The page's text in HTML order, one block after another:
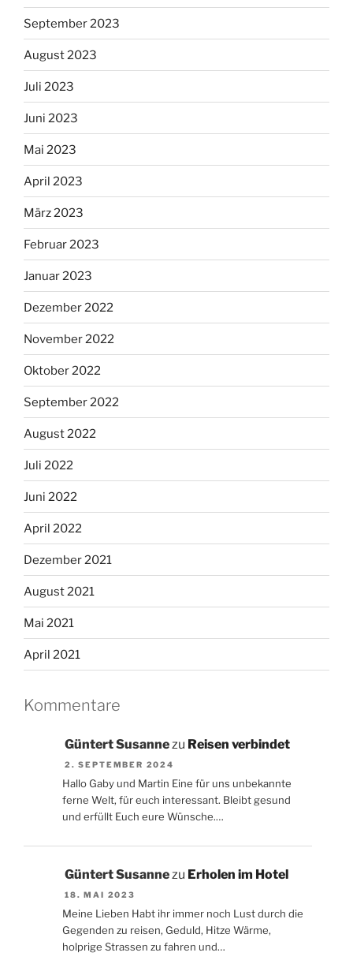
September 2023
August 2023
Juli 2023
Juni 2023
Mai 2023
April 2023
März 2023
Februar 2023
Januar 2023
Dezember 2022
November 2022
Oktober 2022
September 2022
August 2022
Juli 2022
Juni 2022
April 2022
Dezember 2021
August 2021
Mai 2021
April 2021
Kommentare
Güntert Susannezu Reisen verbindet
2. SEPTEMBER 2024
Hallo Gaby und Martin Eine für uns unbekannte
ferne Welt, für euch interessant. Bleibt gesund
und erfüllt Euch eure Wünsche.…
Güntert Susanne zu Erholen im Hotel
18. MAI 2023
Meine Lieben Habt ihr immer noch Lust durch die
Gegenden zu reisen, Geduld, Hitze Wärme,
holprige Strassen zu fahren und…